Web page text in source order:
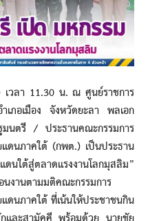
11.30 น. ณ ศูนย์ราชการ
ภอเมือง จังหวัดยะลา พลเอก
นตรี / ประธานคณะกรรมการ
ดนภาคใต้ (กพต.) เป็นประธาน
นใต้สู่ตลาดแรงงานโลกมุสลิม”
งานตามมติคณะกรรมการ
ดนภาคใต้ ที่เน้นให้ประชาชนกิน